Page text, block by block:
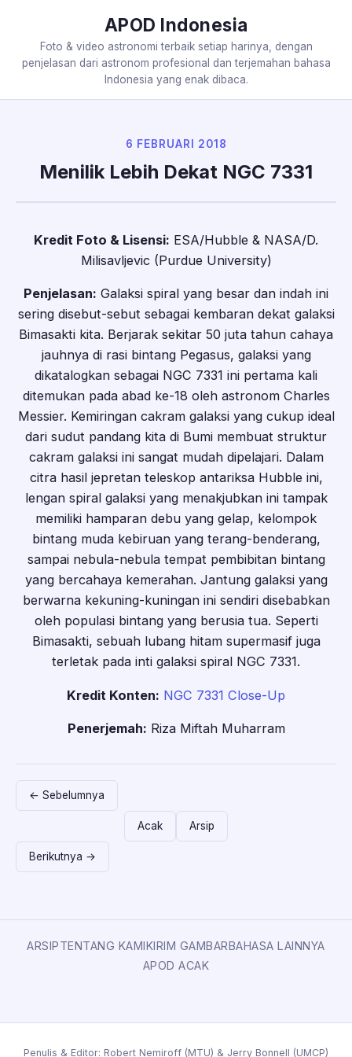
APOD Indonesia
Foto & video astronomi terbaik setiap harinya, dengan
penjelasan dari astronom profesional dan terjemahan bahasa
Indonesia yang enak dibaca.
6 FEBRUARI 2018
Menilik Lebih Dekat NGC 7331
Kredit Foto & Lisensi: ESA/Hubble & NASA/D.
Milisavljevic (Purdue University)
Penjelasan: Galaksi spiral yang besar dan indah ini
sering disebut-sebut sebagai kembaran dekat galaksi
Bimasakti kita. Berjarak sekitar 50 juta tahun cahaya
jauhnya di rasi bintang Pegasus, galaksi yang
dikatalogkan sebagai NGC 7331 ini pertama kali
ditemukan pada abad ke-18 oleh astronom Charles
Messier. Kemiringan cakram galaksi yang cukup ideal
dari sudut pandang kita di Bumi membuat struktur
cakram galaksi ini sangat mudah dipelajari. Dalam
citra hasil jepretan teleskop antariksa Hubble ini,
lengan spiral galaksi yang menakjubkan ini tampak
memiliki hamparan debu yang gelap, kelompok
bintang muda kebiruan yang terang-benderang,
sampai nebula-nebula tempat pembibitan bintang
yang bercahaya kemerahan. Jantung galaksi yang
berwarna kekuning-kuningan ini sendiri disebabkan
oleh populasi bintang yang berusia tua. Seperti
Bimasakti, sebuah lubang hitam supermasif juga
terletak pada inti galaksi spiral NGC 7331.
Kredit Konten: NGC 7331 Close-Up
Penerjemah: Riza Miftah Muharram
← Sebelumnya
Acak Arsip
Berikutnya →
ARSIPTENTANG KAMIKIRIM GAMBARBAHASA LAINNYA
APOD ACAK
Penulis & Editor: Robert Nemiroff (MTU) & Jerry Bonnell (UMCP)